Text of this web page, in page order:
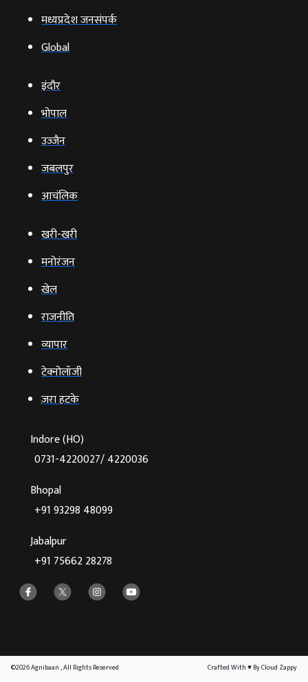
मध्यप्रदेश जनसंपर्क
Global
इंदौर
भोपाल
उज्‍जैन
जबलपुर
आचंलिक
खरी-खरी
मनोरंजन
खेल
राजनीति
व्‍यापार
टेक्‍नोलॉजी
ज़रा हटके
Indore (HO)
0731-4220027/ 4220036
Bhopal
+91 93298 48099
Jabalpur
+91 75662 28278
©2026 Agnibaan , All Rights Reserved Crafted With♥By Cloud Zappy